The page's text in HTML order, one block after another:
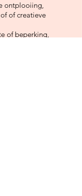
ontplooiing,
ofcreatieve
of beperking,